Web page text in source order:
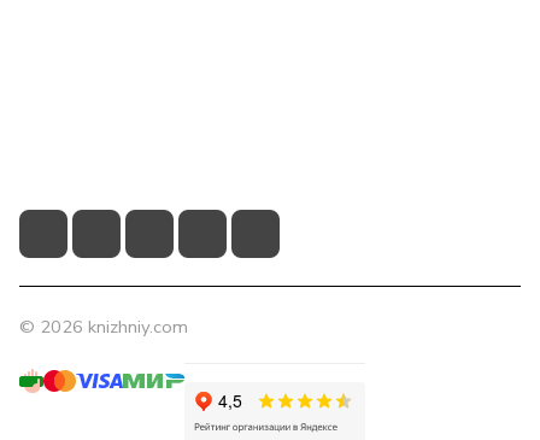
© 2026 knizhniy.com